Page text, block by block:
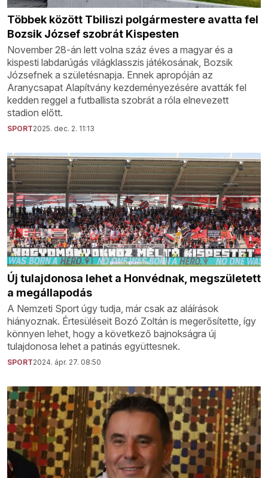
Többek között Tbiliszi polgármestere avatta fel
Bozsik József szobrát Kispesten
November 28-án lett volna száz éves a magyar és a
kispesti labdarúgás világklasszis játékosának, Bozsik
Józsefnek a születésnapja. Ennek apropóján az
Aranycsapat Alapítvány kezdeményezésére avatták fel
kedden reggel a futballista szobrát a róla elnevezett
stadion előtt.
SPORT2025. dec. 2. 11:13
Új tulajdonosa lehet a Honvédnak, megszületett
a megállapodás
A Nemzeti Sport úgy tudja, már csak az aláírások
hiányoznak. Értesüléseit Bozó Zoltán is megerősítette, így
könnyen lehet, hogy a következő bajnokságra új
tulajdonosa lehet a patinás együttesnek.
SPORT2024. ápr. 27. 08:50